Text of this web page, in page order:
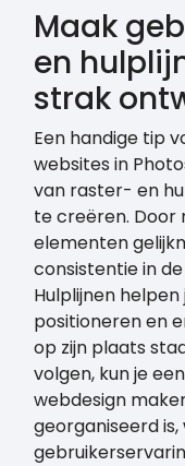
Maak
en
strak
Een handige tip
websites in
van raster- en
te creëren. Door
elementen
consistentie in
Hulplijnen
positioneren en
op zijn plaats
volgen, kun je
webdesign
georganiseerd